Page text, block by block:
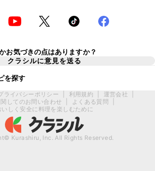
お気づきの点はありますか？
クラシルに意見を送る
を探す
ライバシーポリシー 利用規約 運営会社
してのお問い合わせ
よくある質問
いしく安全に料理を楽しむために
Kurashiru, Inc. All Rights Reserved.